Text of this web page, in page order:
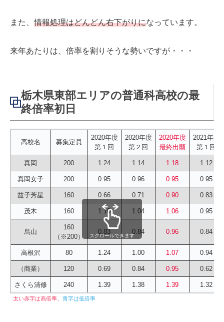
また、情報処理はどんどん右下がりになっています。
来年あたりは、倍率を割りそうな勢いですが・・・
栃木県東部エリアの普通科高校の最
終倍率初日
高校名 募集定員
2020年度
第１回
2020年度
第２回
2020年度
最終出願
2021年度
第１回
真岡 200 1.24 1.14 1.18 1.12
真岡女子 200 0.95 0.96 0.95 0.95
益子芳星 160 0.66 0.71 0.90 0.83
茂木 160 1.10 1.04 1.06 0.95
烏山
160
（※200）
0.83 0.84 0.96 0.84
高根沢 80 1.24 1.00 1.07 0.94
（商業） 120 0.69 0.84 0.95 0.62
さくら清修 240 1.39 1.38 1.39 1.32
スクロールできます
太い赤字は高倍率 青字は低倍率